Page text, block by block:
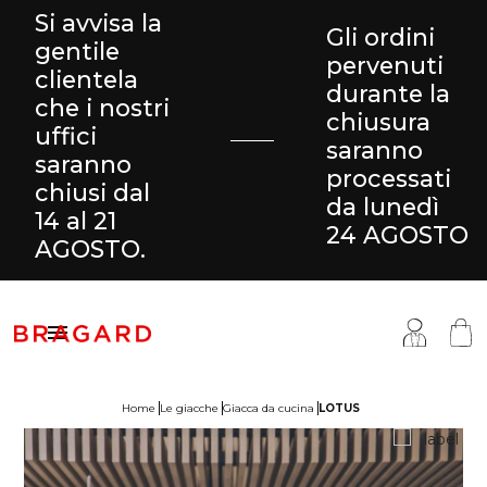
Si avvisa la
gentile
clientela
che i nostri
uffici
saranno
chiusi dal
14 al 21
AGOSTO.
Gli ordini
pervenuti
durante la
chiusura
saranno
processati
da lunedì
24 AGOSTO

& Gonne
Home Le giacche Giacca da cucina LOTUS